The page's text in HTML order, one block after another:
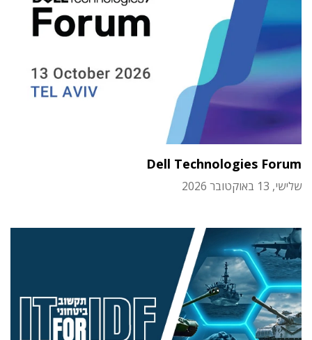
Dell Technologies Forum
שלישי, 13 באוקטובר 2026